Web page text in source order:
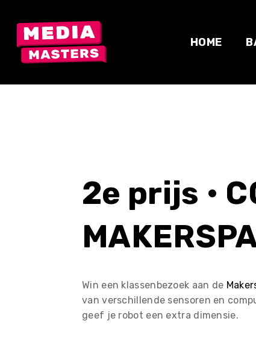
content
HOME
2e prijs •
Win een klassenbezoek aan de
van verschillende sensoren en
geef je robot een extra dimensie.